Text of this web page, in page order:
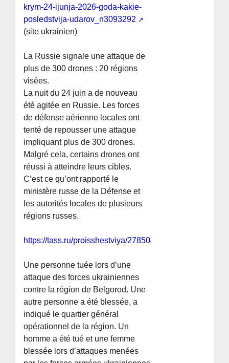
krym-24-ijunja-2026-goda-kakie-
posledstvija-udarov_n3093292
(site ukrainien)
La Russie signale une attaque de
plus de 300 drones : 20 régions
visées.
La nuit du 24 juin a de nouveau
été agitée en Russie. Les forces
de défense aérienne locales ont
tenté de repousser une attaque
impliquant plus de 300 drones.
Malgré cela, certains drones ont
réussi à atteindre leurs cibles.
C’est ce qu’ont rapporté le
ministère russe de la Défense et
les autorités locales de plusieurs
régions russes.
https://tass.ru/proisshestviya/27850437
Une personne tuée lors d’une
attaque des forces ukrainiennes
contre la région de Belgorod. Une
autre personne a été blessée, a
indiqué le quartier général
opérationnel de la région. Un
homme a été tué et une femme
blessée lors d’attaques menées